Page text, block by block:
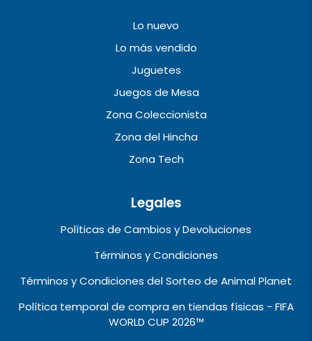
Lo nuevo
Lo más vendido
Juguetes
Juegos de Mesa
Zona Coleccionista
Zona del Hincha
Zona Tech
Legales
Políticas de Cambios y Devoluciones
Términos y Condiciones
Términos y Condiciones del Sorteo de Animal Planet
Política temporal de compra en tiendas físicas - FIFA
WORLD CUP 2026™️